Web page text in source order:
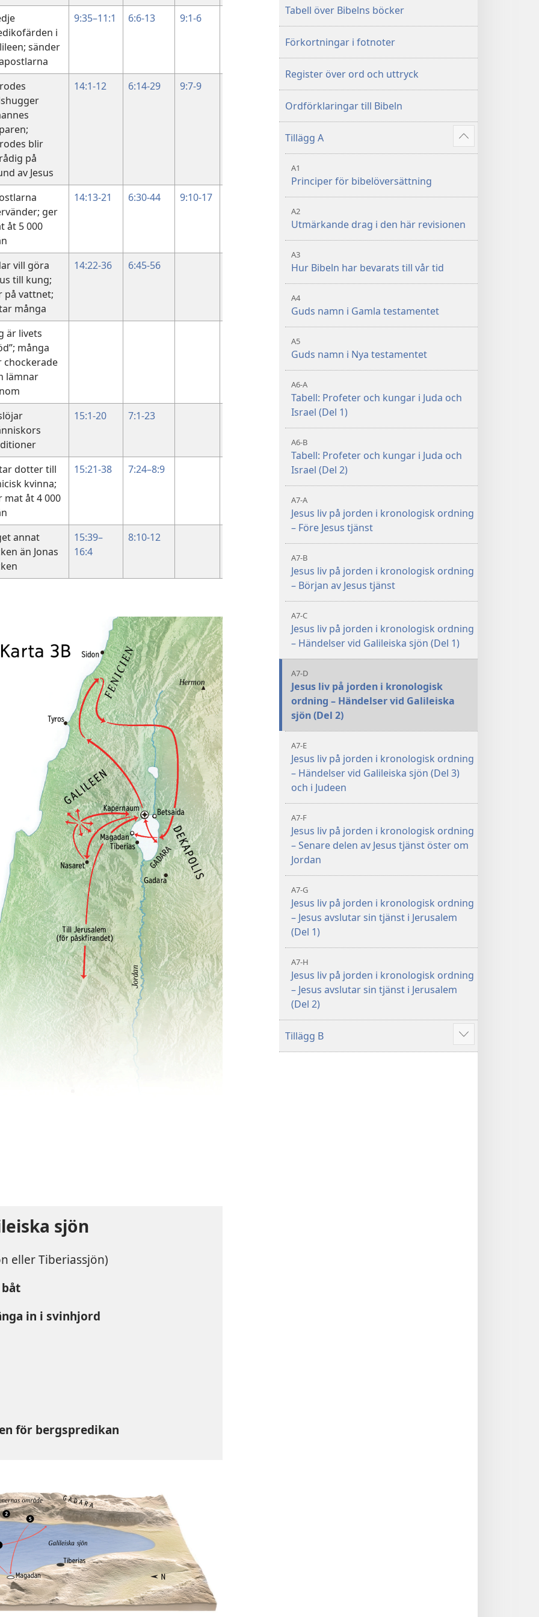
i
sänder
9:35–11:1 6:6-13 9:1-6
blir
på
av Jesus
14:1-12 6:14-29 9:7-9
ger
åt 5 000
14:13-21 6:30-44 9:10-17
vill göra
till kung;
på vattnet;
många
14:22-36 6:45-56
är livets
många
chockerade
lämnar
15:1-20 7:1-23
dotter till
kvinna;
mat åt 4 000
15:21-38 7:24–8:9
annat
än Jonas
15:39–
16:4
8:10-12
sjön
eller Tiberiassjön)
in i svinhjord
för bergspredikan
Tabell över Bibelns böcker
Förkortningar i fotnoter
Register över ord och uttryck
Ordförklaringar till Bibeln
Tillägg A
Visa
fler
A1
Principer för bibelöversättning
A2
Utmärkande drag i den här revisionen
A3
Hur Bibeln har bevarats till vår tid
A4
Guds namn i Gamla testamentet
A5
Guds namn i Nya testamentet
A6-A
Tabell: Profeter och kungar i Juda och
Israel (Del 1)
A6-B
Tabell: Profeter och kungar i Juda och
Israel (Del 2)
A7-A
Jesus liv på jorden i kronologisk ordning
– Före Jesus tjänst
A7-B
Jesus liv på jorden i kronologisk ordning
– Början av Jesus tjänst
A7-C
Jesus liv på jorden i kronologisk ordning
– Händelser vid Galileiska sjön (Del 1)
A7-D
Jesus liv på jorden i kronologisk
ordning – Händelser vid Galileiska
sjön (Del 2)
A7-E
Jesus liv på jorden i kronologisk ordning
– Händelser vid Galileiska sjön (Del 3)
och i Judeen
A7-F
Jesus liv på jorden i kronologisk ordning
– Senare delen av Jesus tjänst öster om
Jordan
A7-G
Jesus liv på jorden i kronologisk ordning
– Jesus avslutar sin tjänst i Jerusalem
(Del 1)
A7-H
Jesus liv på jorden i kronologisk ordning
– Jesus avslutar sin tjänst i Jerusalem
(Del 2)
Tillägg B
Visa
fler